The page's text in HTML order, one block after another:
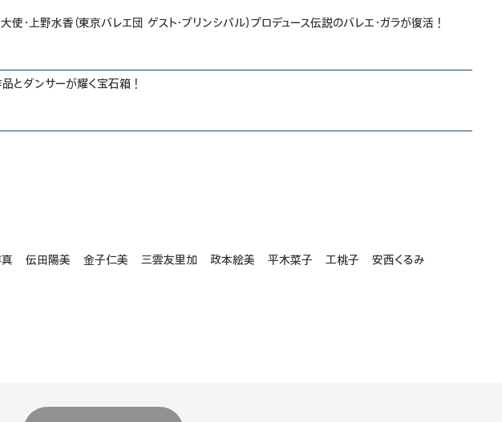
上野水香（東京バレエ団 ゲスト・プリンシパル）プロデュース伝説のバレエ・ガラが復活！
品とダンサーが耀く宝石箱！
真 伝田陽美 金子仁美 三雲友里加 政本絵美 平木菜子 工桃子 安西くるみ